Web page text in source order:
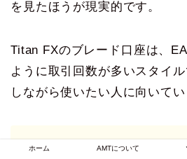
を見たほうが現実的です。
Titan FXのブレード口座は、
ように取引回数が多いスタイ
しながら使いたい人に向いてい
EA・スキャルピング目線
ホーム AMTについて